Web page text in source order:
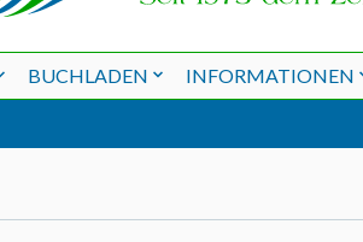
BUCHLADEN INFORMATIONEN